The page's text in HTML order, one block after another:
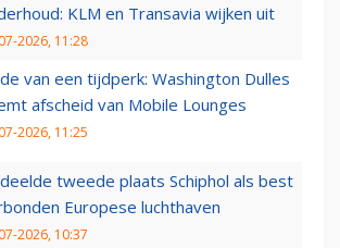
KLM en Transavia wijken uit
2026, 11:28
van een tijdperk: Washington Dulles
afscheid van Mobile Lounges
2026, 11:25
tweede plaats Schiphol als best
Europese luchthaven
2026, 10:37